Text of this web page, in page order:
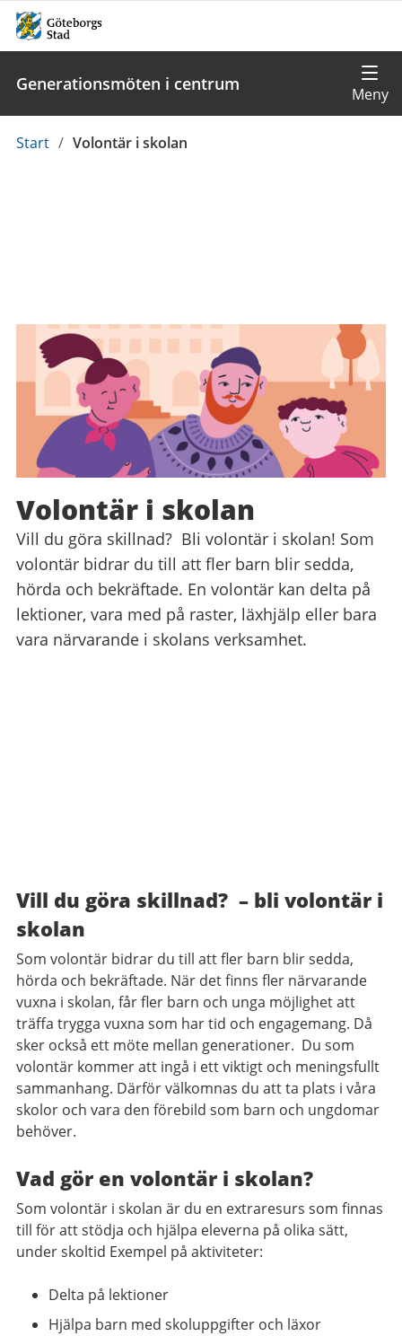
Generationsmöten i centrum
Du
Start / Volontär i skolan
Volontär i skolan
Vill du göra skillnad? Bli volontär i skolan! Som
volontär bidrar du till att fler barn blir sedda,
hörda och bekräftade. En volontär kan delta på
lektioner, vara med på raster, läxhjälp eller bara
vara närvarande i skolans verksamhet.
Vill du göra skillnad? – bli volontär i
skolan
Som volontär bidrar du till att fler barn blir sedda,
hörda och bekräftade. När det finns fler närvarande
vuxna i skolan, får fler barn och unga möjlighet att
träffa trygga vuxna som har tid och engagemang. Då
sker också ett möte mellan generationer. Du som
volontär kommer att ingå i ett viktigt och meningsfullt
sammanhang. Därför välkomnas du att ta plats i våra
skolor och vara den förebild som barn och ungdomar
behöver.
Vad gör en volontär i skolan?
Som volontär i skolan är du en extraresurs som finnas
till för att stödja och hjälpa eleverna på olika sätt,
under skoltid Exempel på aktiviteter:
Delta på lektioner
Hjälpa barn med skoluppgifter och läxor